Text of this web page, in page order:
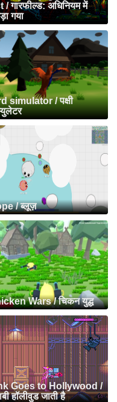
/ गारफील्ड: अधिनियम में
गया
simulator / पक्षी
/ ब्लूज़
Wars / चिकन युद्ध
Goes to Hollywood /
हॉलीवुड जाती है